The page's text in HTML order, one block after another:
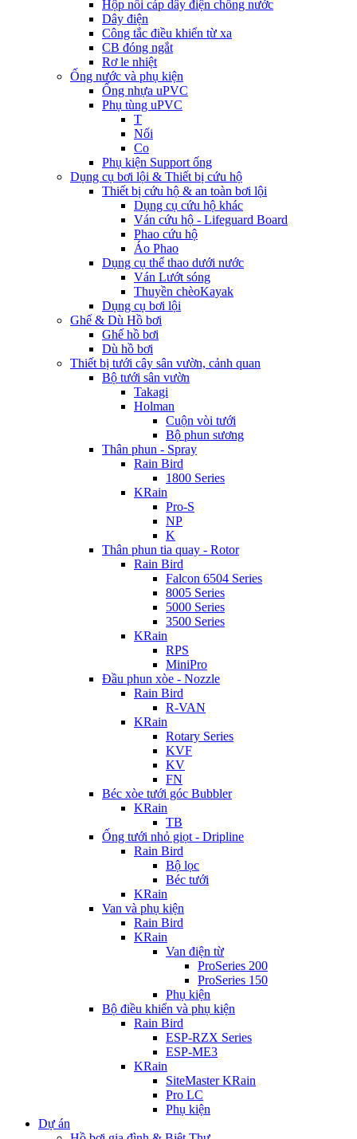
Hộp nối cáp dây điện chống nước
Dây điện
Công tắc điều khiển từ xa
CB đóng ngắt
Rơ le nhiệt
Ống nước và phụ kiện
Ống nhựa uPVC
Phụ tùng uPVC
T
Nối
Co
Phụ kiện Support ống
Dụng cụ bơi lội & Thiết bị cứu hộ
Thiết bị cứu hộ & an toàn bơi lội
Dụng cụ cứu hộ khác
Ván cứu hộ - Lifeguard Board
Phao cứu hộ
Áo Phao
Dụng cụ thể thao dưới nước
Ván Lướt sóng
Thuyền chèoKayak
Dụng cụ bơi lội
Ghế & Dù Hồ bơi
Ghế hồ bơi
Dù hồ bơi
Thiết bị tưới cây sân vườn, cảnh quan
Bộ tưới sân vườn
Takagi
Holman
Cuộn vòi tưới
Bộ phun sương
Thân phun - Spray
Rain Bird
1800 Series
KRain
Pro-S
NP
K
Thân phun tia quay - Rotor
Rain Bird
Falcon 6504 Series
8005 Series
5000 Series
3500 Series
KRain
RPS
MiniPro
Đầu phun xòe - Nozzle
Rain Bird
R-VAN
KRain
Rotary Series
KVF
KV
FN
Béc xòe tưới góc Bubbler
KRain
TB
Ống tưới nhỏ giọt - Dripline
Rain Bird
Bộ lọc
Béc tưới
KRain
Van và phụ kiện
Rain Bird
KRain
Van điện từ
ProSeries 200
ProSeries 150
Phụ kiện
Bộ điều khiển và phụ kiện
Rain Bird
ESP-RZX Series
ESP-ME3
KRain
SiteMaster KRain
Pro LC
Phụ kiện
Dự án